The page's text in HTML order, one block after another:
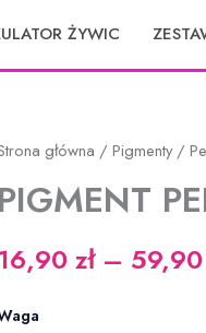
ŻYWIC
główna / Pigmenty/
PIGMENT
16,90 zł – 59,90